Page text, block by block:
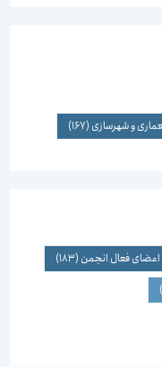
و شهرسازی(167)
فعال انجمن(183)